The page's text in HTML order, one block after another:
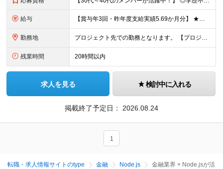
給与 【賞与年3回・昨年度支給実績5.69か月分】 ★想定年収500万円～ ★前職給与考慮あり 月給27万円～59万円 +残業代全額支給(1分単位、監督職以下) +人事評価による賞与年2回（4月/10月）
勤務地 プロジェクト先での勤務となります。 【プロジェクト先】 ◆東京都内 ※本社／東京都港区虎ノ門5-13-1 虎ノ門40MTビル 8F ※原則として転居を伴う転勤はありません ※(変更の範囲)上記を除
残業時間 20時間以内
求人を見る 検討中に入れる
掲載終了予定日： 2026.08.24
1
転職・求人情報サイトのtype 金融 Node.js 金融業界 × Node.jsが活